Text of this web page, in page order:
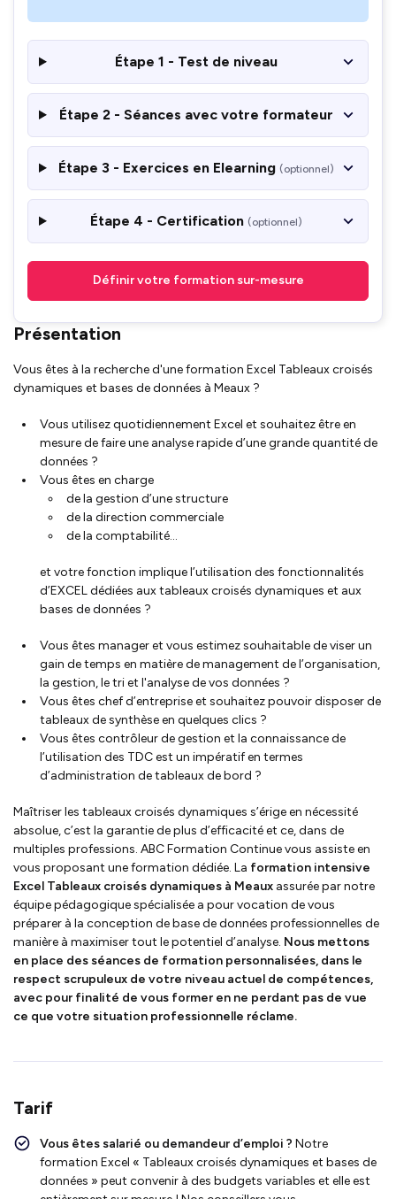
Étape 1 - Test de niveau
Étape 2 - Séances avec votre formateur
Étape 3 - Exercices en Elearning (optionnel)
Étape 4 - Certification (optionnel)
Définir votre formation sur-mesure
Présentation
Vous êtes à la recherche d'une formation Excel Tableaux croisés
dynamiques et bases de données à Meaux ?
Vous utilisez quotidiennement Excel et souhaitez être en
mesure de faire une analyse rapide d’une grande quantité de
données ?
Vous êtes en charge
de la gestion d’une structure
de la direction commerciale
de la comptabilité...
et votre fonction implique l’utilisation des fonctionnalités
d’EXCEL dédiées aux tableaux croisés dynamiques et aux
bases de données ?
Vous êtes manager et vous estimez souhaitable de viser un
gain de temps en matière de management de l’organisation,
la gestion, le tri et l'analyse de vos données ?
Vous êtes chef d’entreprise et souhaitez pouvoir disposer de
tableaux de synthèse en quelques clics ?
Vous êtes contrôleur de gestion et la connaissance de
l’utilisation des TDC est un impératif en termes
d’administration de tableaux de bord ?
Maîtriser les tableaux croisés dynamiques s’érige en nécessité
absolue, c’est la garantie de plus d’efficacité et ce, dans de
multiples professions. ABC Formation Continue vous assiste en
vous proposant une formation dédiée. La formation intensive
Excel Tableaux croisés dynamiques à Meaux assurée par notre
équipe pédagogique spécialisée a pour vocation de vous
préparer à la conception de base de données professionnelles de
manière à maximiser tout le potentiel d’analyse. Nous mettons
en place des séances de formation personnalisées, dans le
respect scrupuleux de votre niveau actuel de compétences,
avec pour finalité de vous former en ne perdant pas de vue
ce que votre situation professionnelle réclame.
Tarif
Vous êtes salarié ou demandeur d’emploi ? Notre
formation Excel « Tableaux croisés dynamiques et bases de
données » peut convenir à des budgets variables et elle est